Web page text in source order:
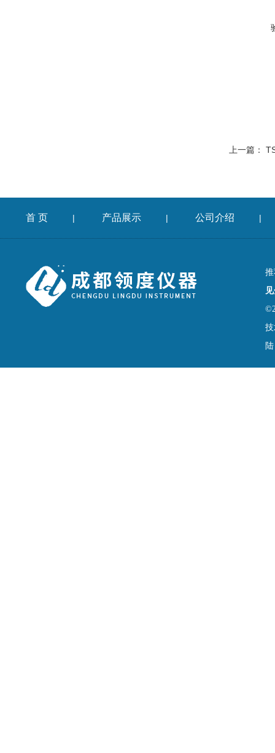
上一篇：
首 页 | 产品展示 | 公司介绍 |
陆